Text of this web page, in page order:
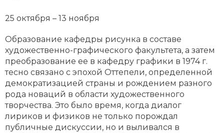
25 октября – 13 ноября
Образование кафедры рисунка в составе
художественно-графического факультета, а затем
преобразование ее в кафедру графики в 1974 г.
тесно связано с эпохой Оттепели, определенной
демократизацией страны и рождением разного
рода новаций в области художественного
творчества. Это было время, когда диалог
лириков и физиков не только порождал
публичные дискуссии, но и выливался в